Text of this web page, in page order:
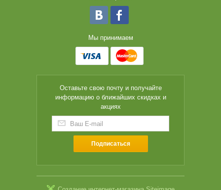
Мы принимаем
Оставьте свою почту и получайте
информацию о ближайших скидках и
акциях
Подписаться